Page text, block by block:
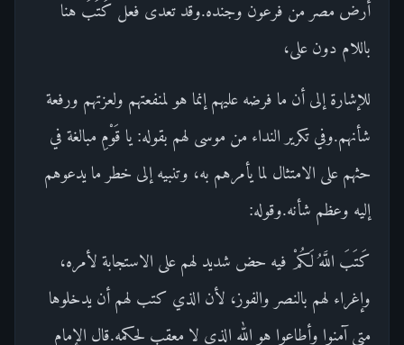
أرض مصر من فرعون وجنده.وقد تعدى فعل كَتَبَ هنا
باللام دون على،
للإشارة إلى أن ما فرضه عليهم إنما هو لمنفعتهم ولعزتهم ورفعة
شأنهم.وفي تكرير النداء من موسى لهم بقوله: يا قَوْمِ مبالغة في
حثهم على الامتثال لما يأمرهم به، وتنبيه إلى خطر ما يدعوهم
إليه وعظم شأنه.وقوله:
كَتَبَ اللَّهُ لَكُمْ فيه حض شديد لهم على الاستجابة لأمره،
وإغراء لهم بالنصر والفوز، لأن الذي كتب لهم أن يدخلوها
متى آمنوا وأطاعوا هو الله الذي لا معقب لحكمه.قال الإمام